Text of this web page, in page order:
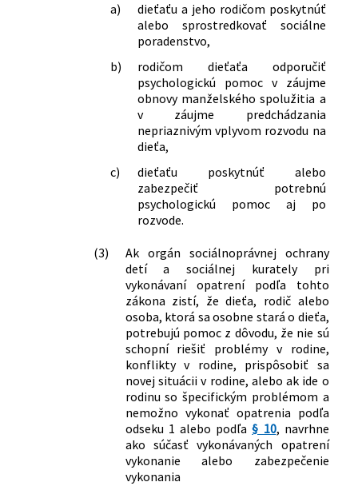
a)
dieťaťu a jeho rodičom poskytnúť
alebo sprostredkovať sociálne
poradenstvo,
b)
rodičom dieťaťa odporučiť
psychologickú pomoc v záujme
obnovy manželského spolužitia a
v záujme predchádzania
nepriaznivým vplyvom rozvodu na
dieťa,
c)
dieťaťu poskytnúť alebo
zabezpečiť potrebnú
psychologickú pomoc aj po
rozvode.
(3)
Ak orgán sociálnoprávnej ochrany
detí a sociálnej kurately pri
vykonávaní opatrení podľa tohto
zákona zistí, že dieťa, rodič alebo
osoba, ktorá sa osobne stará o dieťa,
potrebujú pomoc z dôvodu, že nie sú
schopní riešiť problémy v rodine,
konflikty v rodine, prispôsobiť sa
novej situácii v rodine, alebo ak ide o
rodinu so špecifickým problémom a
nemožno vykonať opatrenia podľa
odseku 1 alebo podľa§ 10, navrhne
ako súčasť vykonávaných opatrení
vykonanie alebo zabezpečenie
vykonania